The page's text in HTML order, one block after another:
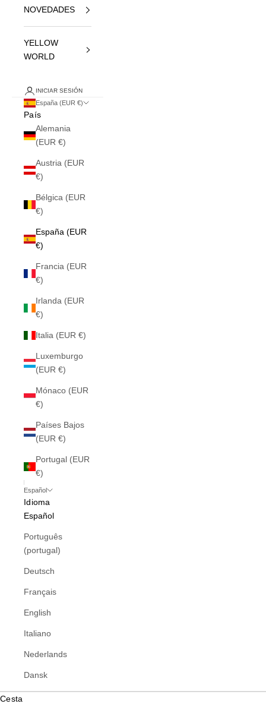
NOVEDADES
YELLOW
WORLD
INICIAR SESIÓN
España (EUR €)
País
Alemania
(EUR €)
Austria (EUR
€)
Bélgica (EUR
€)
España (EUR
€)
Francia (EUR
€)
Irlanda (EUR
€)
Italia (EUR €)
Luxemburgo
(EUR €)
Mónaco (EUR
€)
Países Bajos
(EUR €)
Portugal (EUR
€)
Español
Idioma
Español
Português
(portugal)
Deutsch
Français
English
Italiano
Nederlands
Dansk
Cesta